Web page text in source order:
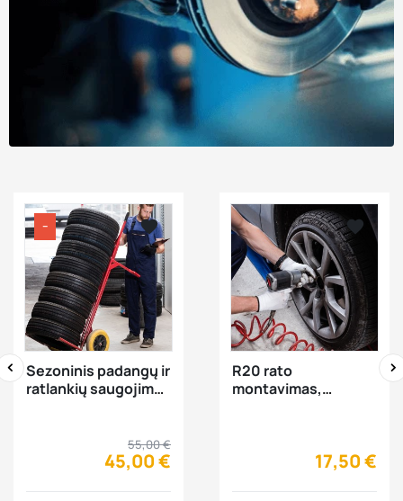
− 
visibility  
Sezoninis padangų ir
ratlankių saugojimas
55,00 €
45,00 €

visibility  
R20 rato
montavimas,
17,50 €